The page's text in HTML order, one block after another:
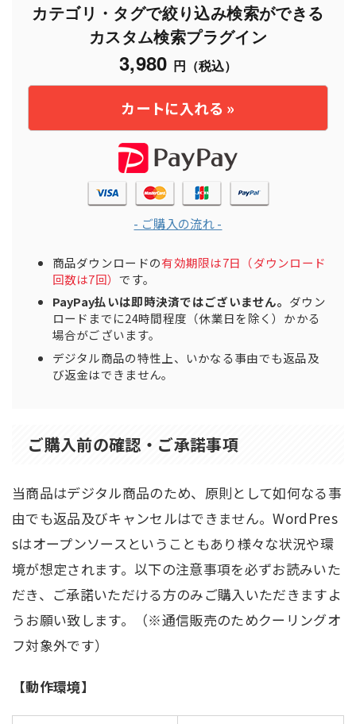
カテゴリ・タグで絞り込み検索ができる
カスタム検索プラグイン
3,980 円（税込）
- ご購入の流れ -
商品ダウンロードの有効期限は7日（ダウンロード
回数は7回）です。
PayPay払いは即時決済ではございません。 ダウン
ロードまでに24時間程度（休業日を除く）かかる
場合がございます。
デジタル商品の特性上、いかなる事由でも返品及
び返金はできません。
ご購入前の確認・ご承諾事項
当商品はデジタル商品のため、原則として如何なる事
由でも返品及びキャンセルはできません。WordPres
sはオープンソースということもあり様々な状況や環
境が想定されます。以下の注意事項を必ずお読みいた
だき、ご承諾いただける方のみご購入いただきますよ
うお願い致します。（※通信販売のためクーリングオ
フ対象外です）
【動作環境】